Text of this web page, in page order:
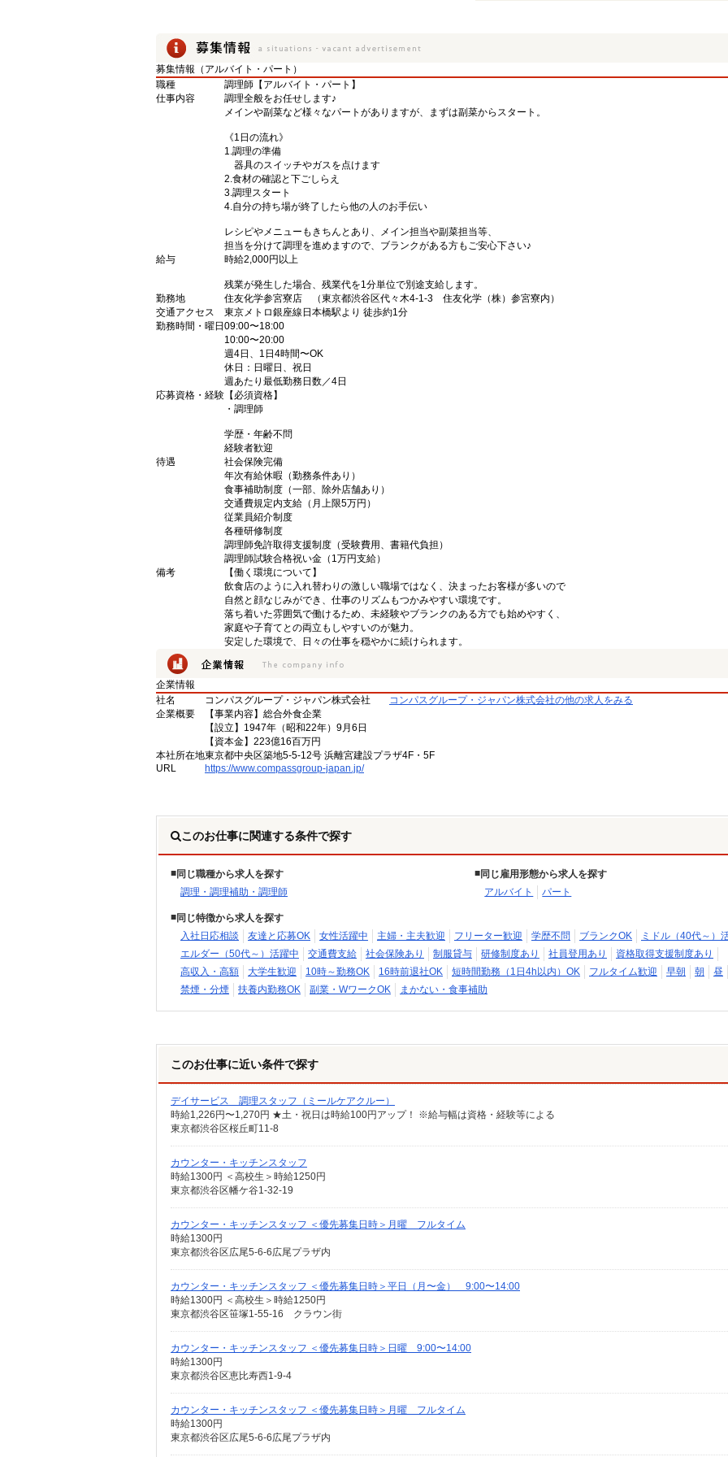
募集情報（アルバイト・パート）
職種
調理師【アルバイト・パート】
仕事内容
調理全般をお任せします♪
メインや副菜など様々なパートがありますが、まずは副菜からスタート。
《1日の流れ》
1.調理の準備
器具のスイッチやガスを点けます
2.食材の確認と下ごしらえ
3.調理スタート
4.自分の持ち場が終了したら他の人のお手伝い
レシピやメニューもきちんとあり、メイン担当や副菜担当等、
担当を分けて調理を進めますので、ブランクがある方もご安心下さい♪
給与
時給2,000円以上
残業が発生した場合、残業代を1分単位で別途支給します。
勤務地
住友化学参宮寮店 （東京都渋谷区代々木4-1-3 住友化学（株）参宮寮内）
交通アクセス
東京メトロ銀座線日本橋駅より 徒歩約1分
勤務時間・曜日 09:00〜18:00
10:00〜20:00
週4日、1日4時間〜OK
休日：日曜日、祝日
週あたり最低勤務日数／4日
応募資格・経験 【必須資格】
・調理師
学歴・年齢不問
経験者歓迎
待遇
社会保険完備
年次有給休暇（勤務条件あり）
食事補助制度（一部、除外店舗あり）
交通費規定内支給（月上限5万円）
従業員紹介制度
各種研修制度
調理師免許取得支援制度（受験費用、書籍代負担）
調理師試験合格祝い金（1万円支給）
備考
【働く環境について】
飲食店のように入れ替わりの激しい職場ではなく、決まったお客様が多いので
自然と顔なじみができ、仕事のリズムもつかみやすい環境です。
落ち着いた雰囲気で働けるため、未経験やブランクのある方でも始めやすく、
家庭や子育てとの両立もしやすいのが魅力。
安定した環境で、日々の仕事を穏やかに続けられます。
企業情報
社名
コンパスグループ・ジャパン株式会社
コンパスグループ・ジャパン株式会社の他の求人をみる
企業概要
【事業内容】総合外食企業
【設立】1947年（昭和22年）9月6日
【資本金】223億16百万円
本社所在地東京都中央区築地5-5-12号 浜離宮建設プラザ4F・5F
URL
https://www.compassgroup-japan.jp/
このお仕事に関連する条件で探す
同じ職種から求人を探す
調理・調理補助・調理師
同じ雇用形態から求人を探す
アルバイト
パート
同じ特徴から求人を探す
入社日応相談
友達と応募OK 女性活躍中 主婦・主夫歓迎 フリーター歓迎 学歴不問 ブランクOK
ミドル（40代～）
エルダー（50代～）活躍中
交通費支給 社会保険あり 制服貸与 研修制度あり 社員登用あり
資格取得支援制度あり
高収入・高額
大学生歓迎 10時～勤務OK 16時前退社OK 短時間勤務（1日4h以内）OK フルタイム歓迎 早朝 朝
昼
禁煙・分煙
扶養内勤務OK 副業・WワークOK まかない・食事補助
このお仕事に近い条件で探す
デイサービス 調理スタッフ（ミールケアクルー）
時給1,226円〜1,270円 ★土・祝日は時給100円アップ！ ※給与幅は資格・経験等による
東京都渋谷区桜丘町11-8
カウンター・キッチンスタッフ
時給1300円 ＜高校生＞時給1250円
東京都渋谷区幡ケ谷1-32-19
カウンター・キッチンスタッフ ＜優先募集日時＞月曜 フルタイム
時給1300円
東京都渋谷区広尾5-6-6広尾プラザ内
カウンター・キッチンスタッフ ＜優先募集日時＞平日（月〜金） 9:00〜14:00
時給1300円 ＜高校生＞時給1250円
東京都渋谷区笹塚1-55-16 クラウン街
カウンター・キッチンスタッフ ＜優先募集日時＞日曜 9:00〜14:00
時給1300円
東京都渋谷区恵比寿西1-9-4
カウンター・キッチンスタッフ ＜優先募集日時＞月曜 フルタイム
時給1300円
東京都渋谷区広尾5-6-6広尾プラザ内